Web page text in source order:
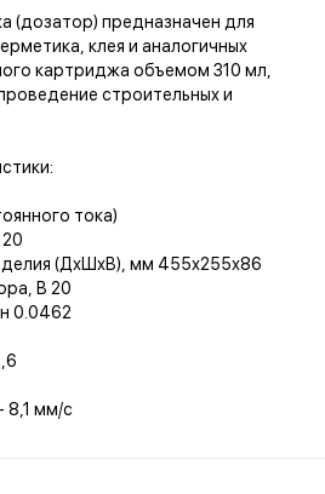
(дозатор) предназначен для
клея и аналогичных
картриджа объемом 310 мл,
строительных и
тока)
(ДхШхВ), мм 455х255х86
В 20
0.0462
8,1 мм/с